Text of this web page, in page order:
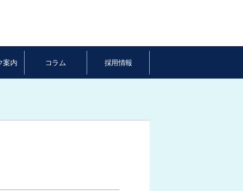
案内 コラム 採用情報